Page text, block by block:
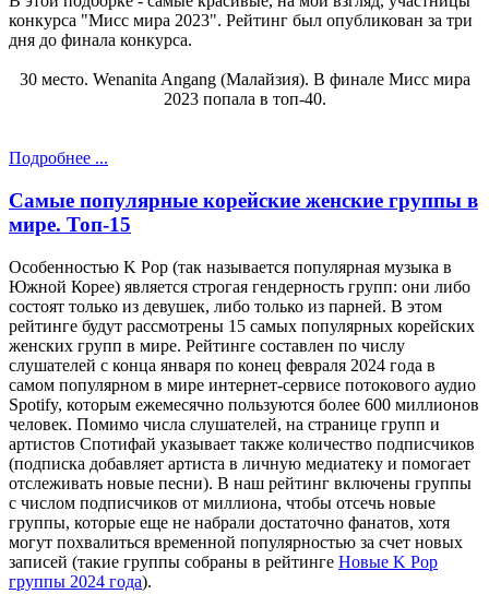
конкурса "Мисс мира 2023". Рейтинг был опубликован за три
дня до финала конкурса.
30 место. Wenanita Angang (Малайзия). В финале Мисс мира
2023 попала в топ-40.
Подробнее ...
Самые популярные корейские женские группы в
мире. Топ-15
Особенностью K Pop (так называется популярная музыка в
Южной Корее) является строгая гендерность групп: они либо
состоят только из девушек, либо только из парней. В этом
рейтинге будут рассмотрены 15 самых популярных корейских
женских групп в мире. Рейтинге составлен по числу
слушателей с конца января по конец февраля 2024 года в
самом популярном в мире интернет-сервисе потокового аудио
Spotify, которым ежемесячно пользуются более 600 миллионов
человек. Помимо числа слушателей, на странице групп и
артистов Спотифай указывает также количество подписчиков
(подписка добавляет артиста в личную медиатеку и помогает
отслеживать новые песни). В наш рейтинг включены группы
с числом подписчиков от миллиона, чтобы отсечь новые
группы, которые еще не набрали достаточно фанатов, хотя
могут похвалиться временной популярностью за счет новых
записей (такие группы собраны в рейтинге Новые K Pop
группы 2024 года).